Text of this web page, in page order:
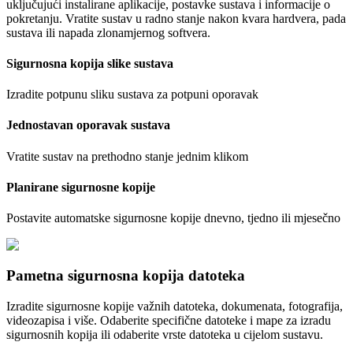
uključujući instalirane aplikacije, postavke sustava i informacije o
pokretanju. Vratite sustav u radno stanje nakon kvara hardvera, pada
sustava ili napada zlonamjernog softvera.
Sigurnosna kopija slike sustava
Izradite potpunu sliku sustava za potpuni oporavak
Jednostavan oporavak sustava
Vratite sustav na prethodno stanje jednim klikom
Planirane sigurnosne kopije
Postavite automatske sigurnosne kopije dnevno, tjedno ili mjesečno
Pametna sigurnosna kopija datoteka
Izradite sigurnosne kopije važnih datoteka, dokumenata, fotografija,
videozapisa i više. Odaberite specifične datoteke i mape za izradu
sigurnosnih kopija ili odaberite vrste datoteka u cijelom sustavu.